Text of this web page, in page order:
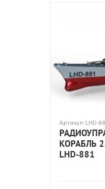
Артикул: LHD-
КОРАБЛЬ
LHD-881